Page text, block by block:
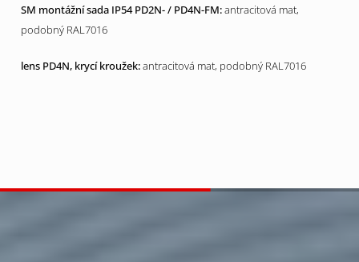
antracitová mat,
podobný RAL7016
antracitová mat, podobný RAL7016